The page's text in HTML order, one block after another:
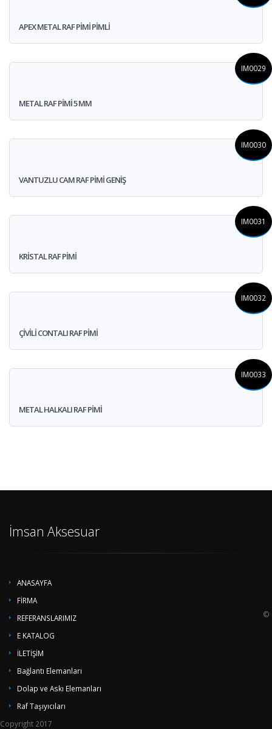
APEX METAL RAF PİMİ PİMLİ
IM0029
METAL RAF PİMİ 5 MM
IM0030
VANTUZLU CAM RAF PİMİ GENİŞ
IM0031
KRİSTAL RAF PİMİ
IM0032
ÇİVİLİ CONTALI RAF PİMİ
IM0033
METAL HALKALI RAF PİMİ
İmsan Aksesuar
ANASAYFA
FİRMA
REFERANSLARIMIZ
E KATALOG
İLETİŞİM
Bağlantı Elemanları
Dolap ve Askı Elemanları
Raf Taşıyıcıları
©
Copyright 2017